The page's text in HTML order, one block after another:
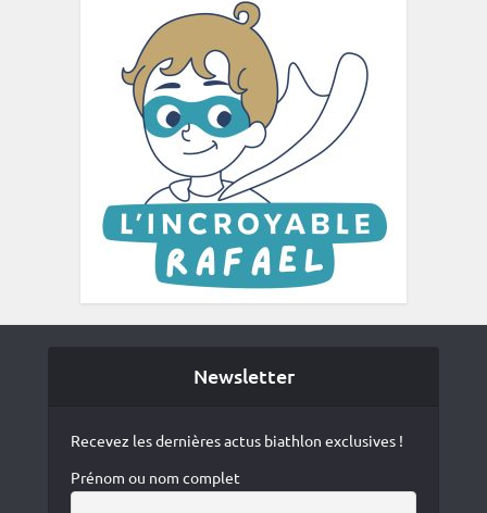
Newsletter
Recevez les dernières actus biathlon exclusives !
Prénom ou nom complet